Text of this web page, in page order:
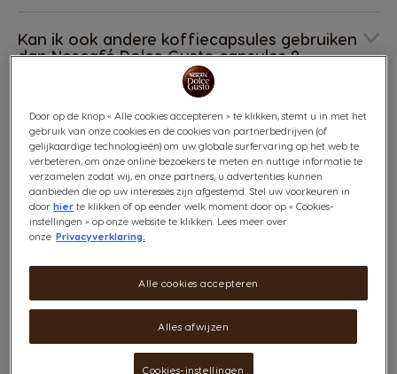
Kan ik ook andere koffiecapsules gebruiken
dan Nescafé Dolce Gusto capsules ?
Verkopen jullie ook losse melkcapsules ?
Waar kan ik mijn recyclezak inleveren ?
jouw
Door op de knop « Alle cookies accepteren » te klikken, stemt u in met het
gebruik van onze cookies en de cookies van partnerbedrijven (of
gelijkaardige technologieën) om uw globale surfervaring op het web te
verbeteren, om onze online bezoekers te meten en nuttige informatie te
verzamelen zodat wij, en onze partners, u advertenties kunnen
aanbieden die op uw interesses zijn afgestemd. Stel uw voorkeuren in
doorhier te klikken of op eender welk moment door op « Cookies-
instellingen » op onze website te klikken. Lees meer over
onze Privacyverklaring.
Alles afwijzen
Alle cookies accepteren
Cookies-instellingen